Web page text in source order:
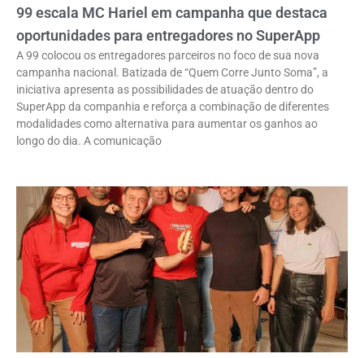
99 escala MC Hariel em campanha que destaca
oportunidades para entregadores no SuperApp
A 99 colocou os entregadores parceiros no foco de sua nova
campanha nacional. Batizada de “Quem Corre Junto Soma”, a
iniciativa apresenta as possibilidades de atuação dentro do
SuperApp da companhia e reforça a combinação de diferentes
modalidades como alternativa para aumentar os ganhos ao
longo do dia. A comunicação